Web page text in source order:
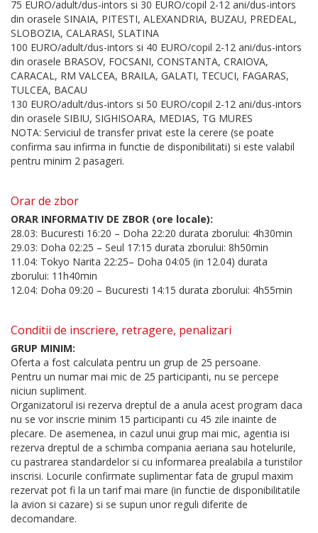
75 EURO/adult/dus-intors si 30 EURO/copil 2-12 ani/dus-intors
din orasele SINAIA, PITESTI, ALEXANDRIA, BUZAU, PREDEAL,
SLOBOZIA, CALARASI, SLATINA
100 EURO/adult/dus-intors si 40 EURO/copil 2-12 ani/dus-intors
din orasele BRASOV, FOCSANI, CONSTANTA, CRAIOVA,
CARACAL, RM VALCEA, BRAILA, GALATI, TECUCI, FAGARAS,
TULCEA, BACAU
130 EURO/adult/dus-intors si 50 EURO/copil 2-12 ani/dus-intors
din orasele SIBIU, SIGHISOARA, MEDIAS, TG MURES
NOTA: Serviciul de transfer privat este la cerere (se poate
confirma sau infirma in functie de disponibilitati) si este valabil
pentru minim 2 pasageri.
Orar de zbor
ORAR INFORMATIV DE ZBOR (ore locale):
28.03: Bucuresti 16:20 – Doha 22:20 durata zborului: 4h30min
29.03: Doha 02:25 – Seul 17:15 durata zborului: 8h50min
11.04: Tokyo Narita 22:25– Doha 04:05 (in 12.04) durata
zborului: 11h40min
12.04: Doha 09:20 – Bucuresti 14:15 durata zborului: 4h55min
Conditii de inscriere, retragere, penalizari
GRUP MINIM:
Oferta a fost calculata pentru un grup de 25 persoane.
Pentru un numar mai mic de 25 participanti, nu se percepe
niciun supliment.
Organizatorul isi rezerva dreptul de a anula acest program daca
nu se vor inscrie minim 15 participanti cu 45 zile inainte de
plecare. De asemenea, in cazul unui grup mai mic, agentia isi
rezerva dreptul de a schimba compania aeriana sau hotelurile,
cu pastrarea standardelor si cu informarea prealabila a turistilor
inscrisi. Locurile confirmate suplimentar fata de grupul maxim
rezervat pot fi la un tarif mai mare (in functie de disponibilitatile
la avion si cazare) si se supun unor reguli diferite de
decomandare.